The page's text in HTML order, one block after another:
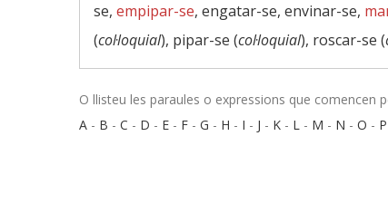
se, empipar-se, engatar-se, envinar-se,
(col·loquial), pipar-se (col·loquial), roscar-se (
O llisteu les paraules o expressions que comencen
A - B - C - D - E - F - G - H - I - J - K - L - M - N - O - P